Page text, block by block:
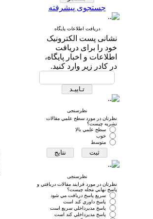
جستجوی پیشرفته
دریافت اطلاعات پایگاه
نشانی پست الکترونیک
خود را برای دریافت
اطلاعات و اخبار پایگاه،
در کادر زیر وارد کنید.
نظرسنجی
نظرتان در مورد سطح علمي مقالات
نشريه چيست؟
سطح علمي بالا
خوب
متوسط
نظرسنجی
نظرتان در مورد فرايند مقالات دريافتي و
پاسخ نهايي مجله چيست؟
سريع پاسخ دريافت مي شود
پاسخ داوري كند است
پاسخ مديرداخلي سريع است
پاسخ مديرداخلي كند است